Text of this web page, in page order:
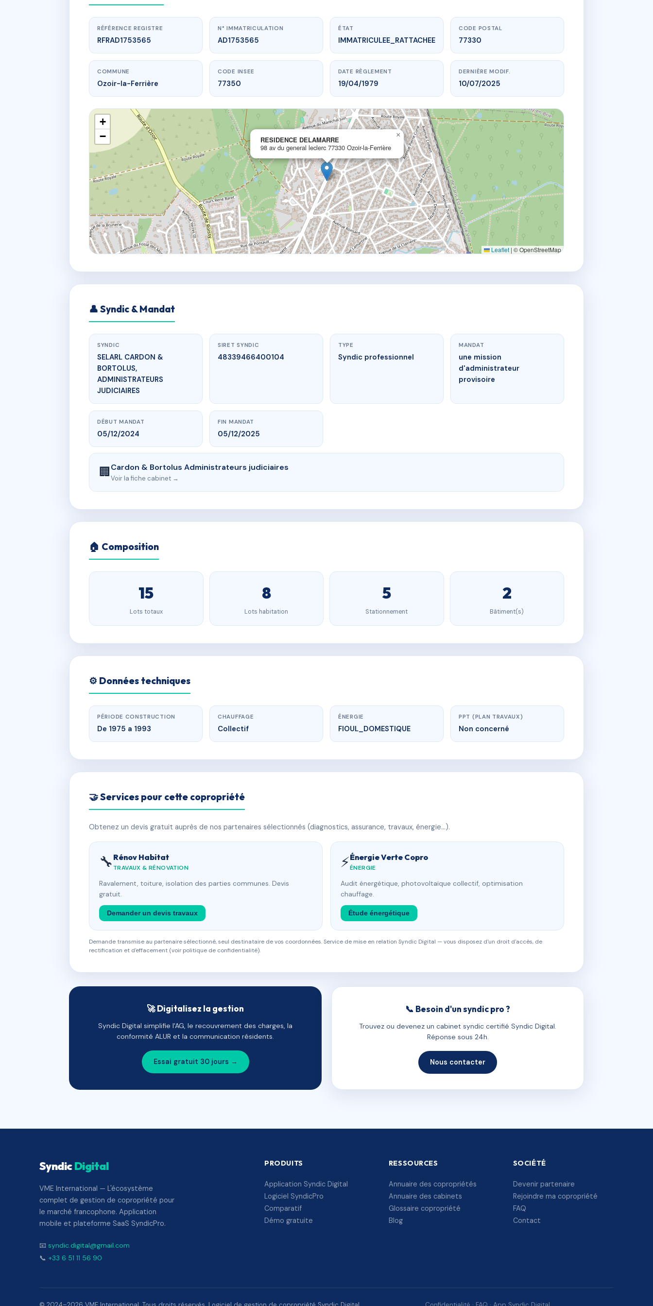
www.vme.plus/AD1753565
RESIDENCE DELAMARRE
98 av du general leclerc77330 Ozoir-la-Ferrière
RÉFÉRENCE REGISTRE
RFRAD1753565
N° IMMATRICULATION
AD1753565
ÉTAT
IMMATRICULEE_RATTACHEE
CODE POSTAL
77330
COMMUNE
Ozoir-la-Ferrière
CODE INSEE
77350
DATE RÈGLEMENT
19/04/1979
DERNIÈRE MODIF.
10/07/2025
RESIDENCE DELAMARRE
98 av du general leclerc 77330 Ozoir-la-Ferrière
×
+
−
Leaflet | © OpenStreetMap
👤 Syndic & Mandat
SYNDIC
SELARL CARDON &
BORTOLUS,
ADMINISTRATEURS
JUDICIAIRES
SIRET SYNDIC
48339466400104
TYPE
Syndic professionnel
MANDAT
une mission
d'administrateur
provisoire
DÉBUT MANDAT
05/12/2024
FIN MANDAT
05/12/2025
🏢Cardon & Bortolus Administrateurs judiciaires
Voir la fiche cabinet →
🏠 Composition
15
Lots totaux
8
Lots habitation
5
Stationnement
2
Bâtiment(s)
⚙️ Données techniques
PÉRIODE CONSTRUCTION
De 1975 a 1993
CHAUFFAGE
Collectif
ÉNERGIE
FIOUL_DOMESTIQUE
PPT (PLAN TRAVAUX)
Non concerné
🤝 Services pour cette copropriété
Obtenez un devis gratuit auprès de nos partenaires sélectionnés (diagnostics, assurance, travaux, énergie…).
🔧 Rénov Habitat
TRAVAUX & RÉNOVATION
Ravalement, toiture, isolation des parties communes. Devis
gratuit.
Demander un devis travaux
⚡Énergie Verte Copro
ÉNERGIE
Audit énergétique, photovoltaïque collectif, optimisation
chauffage.
Étude énergétique
Demande transmise au partenaire sélectionné, seul destinataire de vos coordonnées. Service de mise en relation Syndic Digital — vous disposez d'un droit d'accès, de
rectification et d'effacement (voir politique de confidentialité).
🚀 Digitalisez la gestion
Syndic Digital simplifie l'AG, le recouvrement des charges, la
conformité ALUR et la communication résidents.
Essai gratuit 30 jours →
📞 Besoin d'un syndic pro ?
Trouvez ou devenez un cabinet syndic certifié Syndic Digital.
Réponse sous 24h.
Nous contacter
SyndicDigital
VME International — L'écosystème
complet de gestion de copropriété pour
le marché francophone. Application
mobile et plateforme SaaS SyndicPro.
📧 syndic.digital@gmail.com
📞 +33 6 51 11 56 90
PRODUITS
Application Syndic Digital
Logiciel SyndicPro
Comparatif
Démo gratuite
RESSOURCES
Annuaire des copropriétés
Annuaire des cabinets
Glossaire copropriété
Blog
SOCIÉTÉ
Devenir partenaire
Rejoindre ma copropriété
FAQ
Contact